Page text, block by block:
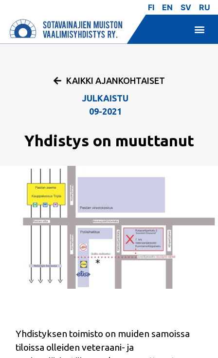
FI EN SV RU
KAIKKI AJANKOHTAISET
Yhdistys on muuttanut
JULKAISTU
09-2021
Yhdistyksen toimisto on muiden samoissa
tiloissa olleiden veteraani- ja